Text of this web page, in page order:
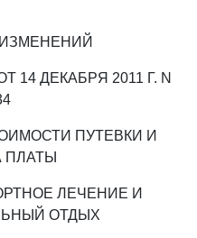
14 ДЕКАБРЯ 2011 Г. N
ПУТЕВКИ И
ПЛАТЫ
ЛЕЧЕНИЕ И
ОТДЫХ